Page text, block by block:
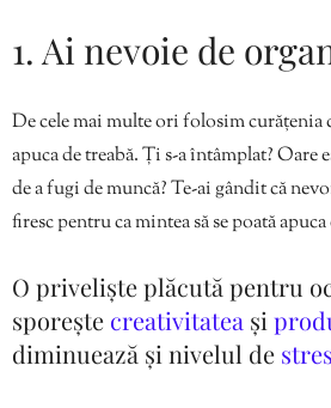
1. Ai nevoie de
De cele mai multe ori folosim curățenia
apuca de treabă. Ți s-a întâmplat? Oare
de a fugi de muncă? Te-ai gândit că
firesc pentru ca mintea să se poată apuca
O priveliște plăcută pentru
sporește creativitatea și
diminuează și nivelul de stres